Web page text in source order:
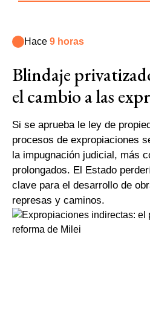
Hace 9 horas
Blindaje
el cambio a las
Si se aprueba le ley de
procesos de expropiaciones
la impugnación judicial, más
prolongados. El Estado
clave para el desarrollo de
represas y caminos.